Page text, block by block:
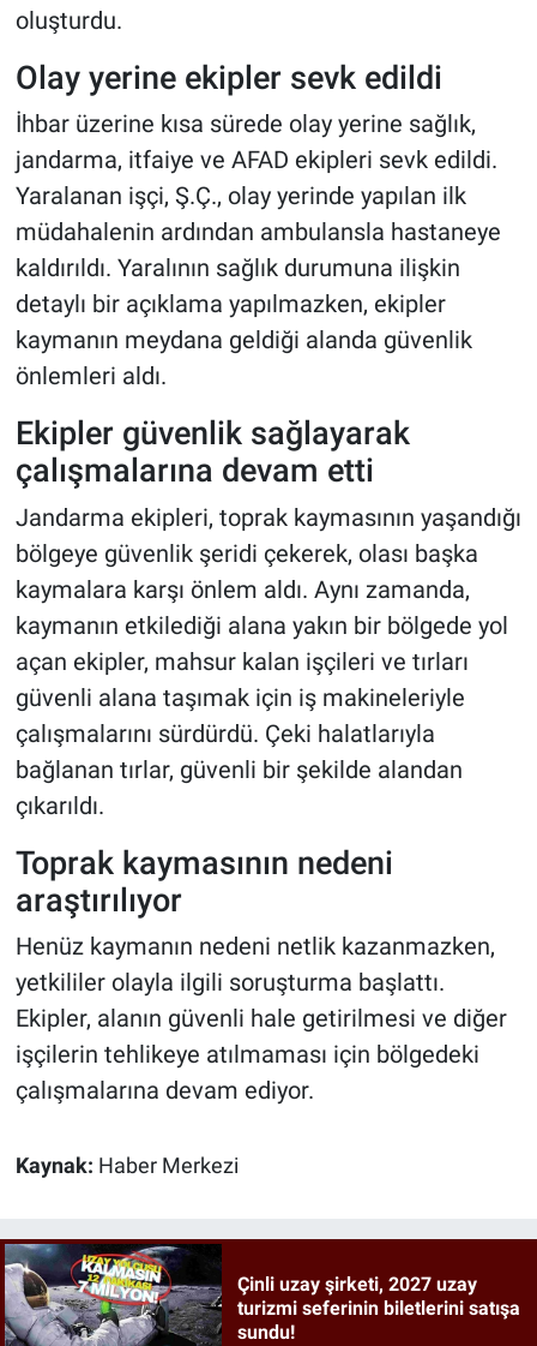
oluşturdu.
Olay yerine ekipler sevk edildi
İhbar üzerine kısa sürede olay yerine sağlık,
jandarma, itfaiye ve AFAD ekipleri sevk edildi.
Yaralanan işçi, Ş.Ç., olay yerinde yapılan ilk
müdahalenin ardından ambulansla hastaneye
kaldırıldı. Yaralının sağlık durumuna ilişkin
detaylı bir açıklama yapılmazken, ekipler
kaymanın meydana geldiği alanda güvenlik
önlemleri aldı.
Ekipler güvenlik sağlayarak
çalışmalarına devam etti
Jandarma ekipleri, toprak kaymasının yaşandığı
bölgeye güvenlik şeridi çekerek, olası başka
kaymalara karşı önlem aldı. Aynı zamanda,
kaymanın etkilediği alana yakın bir bölgede yol
açan ekipler, mahsur kalan işçileri ve tırları
güvenli alana taşımak için iş makineleriyle
çalışmalarını sürdürdü. Çeki halatlarıyla
bağlanan tırlar, güvenli bir şekilde alandan
çıkarıldı.
Toprak kaymasının nedeni
araştırılıyor
Henüz kaymanın nedeni netlik kazanmazken,
yetkililer olayla ilgili soruşturma başlattı.
Ekipler, alanın güvenli hale getirilmesi ve diğer
işçilerin tehlikeye atılmaması için bölgedeki
çalışmalarına devam ediyor.
Kaynak: Haber Merkezi
Çinli uzay şirketi, 2027 uzay
turizmi seferinin biletlerini satışa
sundu!